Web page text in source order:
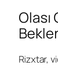
Rizxtar,